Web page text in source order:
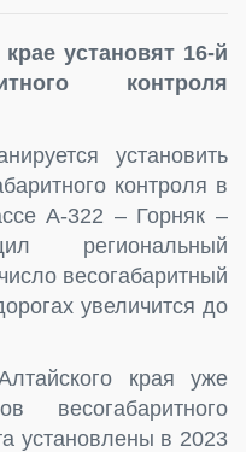
установят 16-й
контроля
установить
контроля в
А-322 – Горняк –
региональный
весогабаритный
увеличится до
края уже
весогабаритного
установлены в 2023